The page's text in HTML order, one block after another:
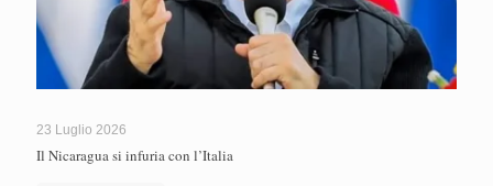
23 Luglio 2026
Il Nicaragua si infuria con l’Italia